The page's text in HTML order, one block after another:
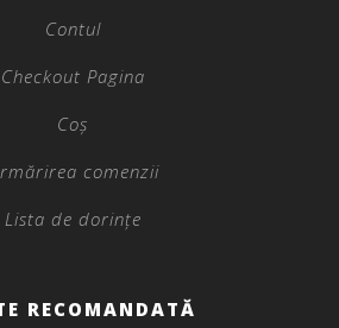
Contul
Checkout Pagina
Coș
comenzii
Lista de dorințe
RECOMANDATĂ